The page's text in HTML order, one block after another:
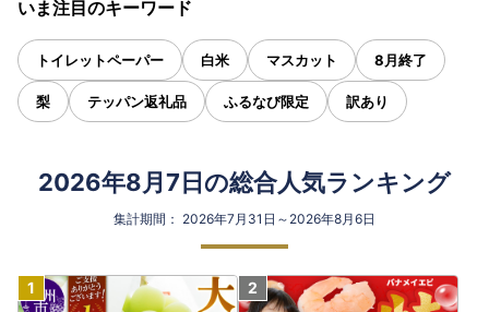
いま注目のキーワード
トイレットペーパー 白米 マスカット 8月終了
梨 テッパン返礼品 ふるなび限定 訳あり
2026年8月7日の総合人気ランキング
集計期間： 2026年7月31日～2026年8月6日